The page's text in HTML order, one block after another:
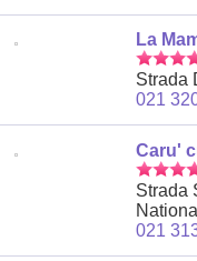
La
Strada
021
Caru'
Strada
021